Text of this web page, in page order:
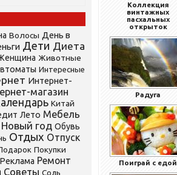
Волосы День в
Дети Диета
Животные
Интересные
Интернет-
магазин
Китай
Лето Мебель
Новый год Обувь
Отдых Отпуск
Покупки
Реклама Ремонт
Советы Соль
Коллекция
винтажных
пасхальных
открыток
Радуга
Поиграй с едой